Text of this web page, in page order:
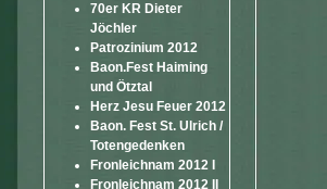
70er KR Dieter
Jöchler
Patrozinium 2012
Baon.Fest Haiming
und Ötztal
Herz Jesu Feuer 2012
Baon. Fest St. Ulrich /
Totengedenken
Fronleichnam 2012 I
Fronleichnam 2012 II